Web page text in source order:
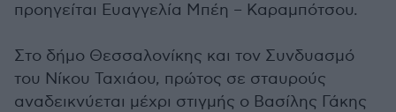
προηγείται Ευαγγελία Μπέη – Καραμπότσου.
Στο δήμο Θεσσαλονίκης και τον Συνδυασμό
του Νίκου Ταχιάου, πρώτος σε σταυρούς
αναδεικνύεται μέχρι στιγμής ο Βασίλης Γάκης